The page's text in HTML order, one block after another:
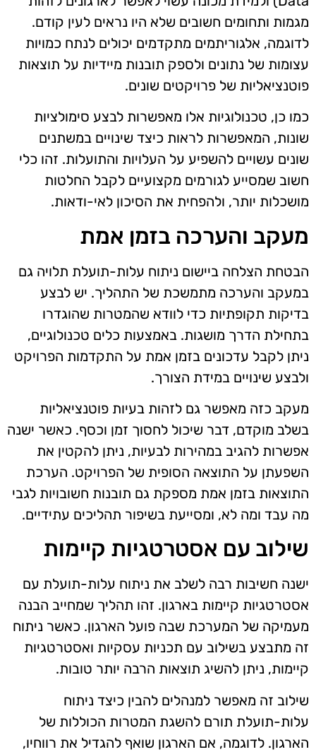
מגמות ותחומים חשובים שלא היו נראים לעין קודם.
לדוגמה, אלגוריתמים מתקדמים יכולים לנתח כמויות
עצומות של נתונים ולספק תובנות מיידיות על תוצאות
פוטנציאליות של פרויקטים שונים.
כמו כן, טכנולוגיות אלו מאפשרות לבצע סימולציות
שונות, המאפשרות לראות כיצד שינויים במשתנים
שונים עשויים להשפיע על העלויות והתועלות. זהו כלי
חשוב שמסייע לגורמים מקצועיים לקבל החלטות
מושכלות יותר, ולהפחית את הסיכון לאי-ודאות.
מעקב והערכה בזמן אמת
הבטחת הצלחה ביישום ניתוח עלות-תועלת תלויה גם
במעקב והערכה מתמשכת של התהליך. יש לבצע
בדיקות תקופתיות כדי לוודא שהמטרות שהוגדרו
בתחילת הדרך מושגות. באמצעות כלים טכנולוגיים,
ניתן לקבל עדכונים בזמן אמת על התקדמות הפרויקט
ולבצע שינויים במידת הצורך.
מעקב כזה מאפשר גם לזהות בעיות פוטנציאליות
בשלב מוקדם, דבר שיכול לחסוך זמן וכסף. כאשר ישנה
אפשרות להגיב במהירות לבעיות, ניתן להקטין את
השפעתן על התוצאה הסופית של הפרויקט. הערכת
התוצאות בזמן אמת מספקת גם תובנות חשובויות לגבי
מה עבד ומה לא, ומסייעת בשיפור תהליכים עתידיים.
שילוב עם אסטרטגיות קיימות
ישנה חשיבות רבה לשלב את ניתוח עלות-תועלת עם
אסטרטגיות קיימות בארגון. זהו תהליך שמחייב הבנה
מעמיקה של המערכת שבה פועל הארגון. כאשר ניתוח
זה מתבצע בשילוב עם תכניות עסקיות ואסטרטגיות
קיימות, ניתן להשיג תוצאות הרבה יותר טובות.
שילוב זה מאפשר למנהלים להבין כיצד ניתוח
עלות-תועלת תורם להשגת המטרות הכוללות של
הארגון. לדוגמה, אם הארגון שואף להגדיל את רווחיו,